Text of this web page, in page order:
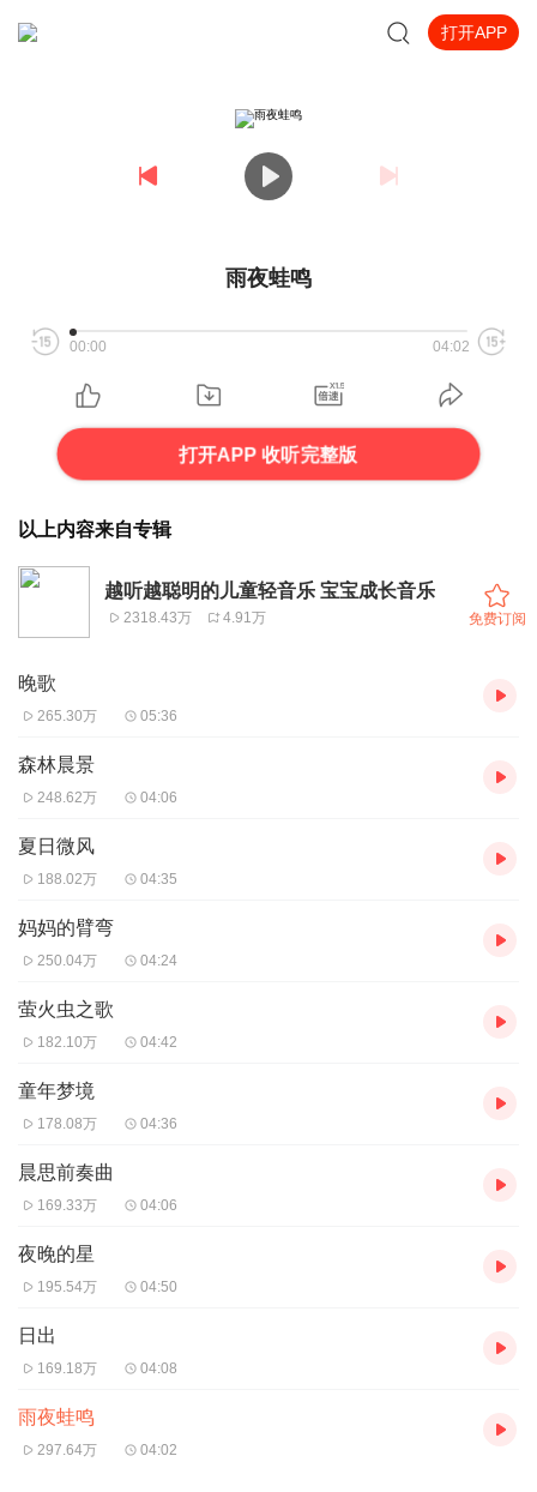
打开APP
雨夜蛙鸣
00:00 04:02
打开APP 收听完整版
以上内容来自专辑
越听越聪明的儿童轻音乐 宝宝成长音乐
2318.43万 4.91万 免费订阅
晚歌
265.30万 05:36
森林晨景
248.62万 04:06
夏日微风
188.02万 04:35
妈妈的臂弯
250.04万 04:24
萤火虫之歌
182.10万 04:42
童年梦境
178.08万 04:36
晨思前奏曲
169.33万 04:06
夜晚的星
195.54万 04:50
日出
169.18万 04:08
雨夜蛙鸣
297.64万 04:02